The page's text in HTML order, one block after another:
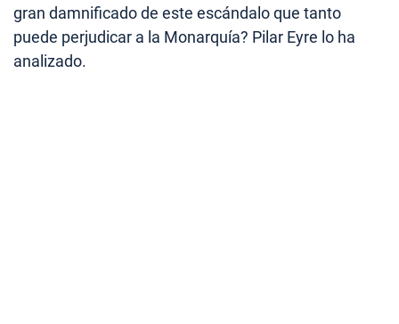
gran damnificado de este escándalo que tanto
puede perjudicar a la Monarquía? Pilar Eyre lo ha
analizado.